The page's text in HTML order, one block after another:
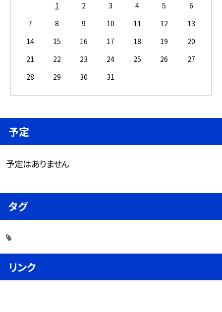
1 2 3 4 5
6
7
8 9 10 11 12
13
14
15 16 17 18 19
20
21
22 23 24 25 26
27
28
29 30 31
予定
予定はありません
タグ
リンク